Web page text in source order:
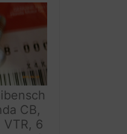
CB,
VTR, 6